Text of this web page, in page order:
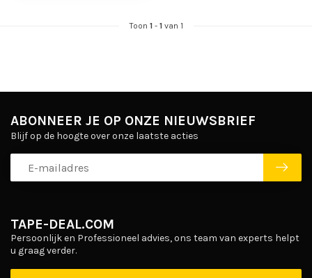
Toon 1- 1van 1
TAPE-DEAL.COM
Persoonlijk en Professioneel advies, ons team van experts helpt
u graag verder.
ABONNEER JE OP ONZE NIEUWSBRIEF
Blijf op de hoogte over onze laatste acties